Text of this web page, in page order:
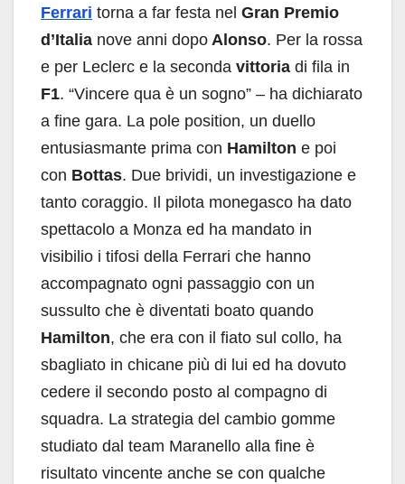
Ferrari torna a far festa nel Gran Premio
d’Italia nove anni dopo Alonso. Per la rossa
e per Leclerc e la seconda vittoria di fila in
F1. “Vincere qua è un sogno” – ha dichiarato
a fine gara. La pole position, un duello
entusiasmante prima con Hamilton e poi
con Bottas. Due brividi, un investigazione e
tanto coraggio. Il pilota monegasco ha dato
spettacolo a Monza ed ha mandato in
visibilio i tifosi della Ferrari che hanno
accompagnato ogni passaggio con un
sussulto che è diventati boato quando
Hamilton, che era con il fiato sul collo, ha
sbagliato in chicane più di lui ed ha dovuto
cedere il secondo posto al compagno di
squadra. La strategia del cambio gomme
studiato dal team Maranello alla fine è
risultato vincente anche se con qualche